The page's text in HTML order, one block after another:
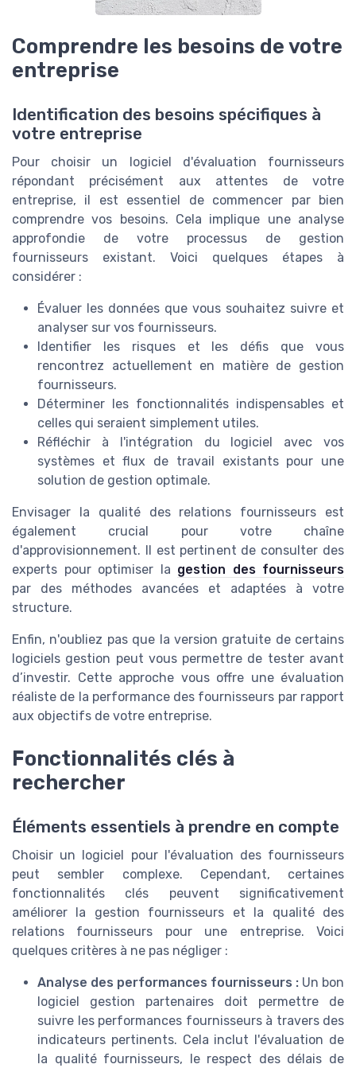
Comprendre les besoins de votre
entreprise
Identification des besoins spécifiques à
votre entreprise
Pour choisir un logiciel d'évaluation fournisseurs
répondant précisément aux attentes de votre
entreprise, il est essentiel de commencer par bien
comprendre vos besoins. Cela implique une analyse
approfondie de votre processus de gestion
fournisseurs existant. Voici quelques étapes à
considérer :
Évaluer les données que vous souhaitez suivre et
analyser sur vos fournisseurs.
Identifier les risqueset les défis que vous
rencontrez actuellement en matière de gestion
fournisseurs.
Déterminer les fonctionnalités indispensables et
celles qui seraient simplement utiles.
Réfléchir à l'intégration du logiciel avec vos
systèmes et flux de travail existants pour une
solution de gestion optimale.
Envisager la qualité des relations fournisseurs est
également crucial pour votre chaîne
d'approvisionnement. Il est pertinent de consulter des
experts pour optimiser la gestion des fournisseurs
par des méthodes avancées et adaptées à votre
structure.
Enfin, n'oubliez pas que la version gratuite de certains
logiciels gestion peut vous permettre de tester avant
d’investir. Cette approche vous offre une évaluation
réaliste de la performance des fournisseurs par rapport
aux objectifs de votre entreprise.
Fonctionnalités clés à
rechercher
Éléments essentiels à prendre en compte
Choisir un logiciel pour l'évaluation des fournisseurs
peut sembler complexe. Cependant, certaines
fonctionnalités clés peuvent significativement
améliorer la gestion fournisseurs et la qualité des
relations fournisseurs pour une entreprise. Voici
quelques critères à ne pas négliger :
Analyse des performances fournisseurs : Un bon
logiciel gestion partenaires doit permettre de
suivre les performances fournisseurs à travers des
indicateurs pertinents. Cela inclut l'évaluation de
la qualité fournisseurs, le respect des délais de